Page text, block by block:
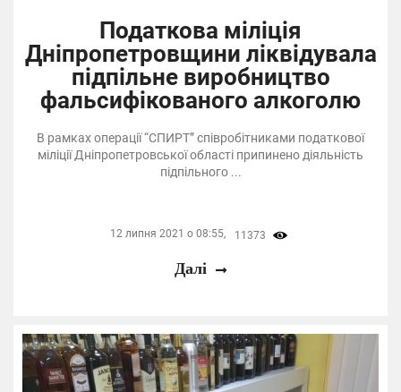
Податкова міліція
Дніпропетровщини ліквідувала
підпільне виробництво
фальсифікованого алкоголю
В рамках операції “СПИРТ” співробітниками податкової
міліції Дніпропетровської області припинено діяльність
підпільного ...
12 липня 2021 о 08:55, 11373
Далі